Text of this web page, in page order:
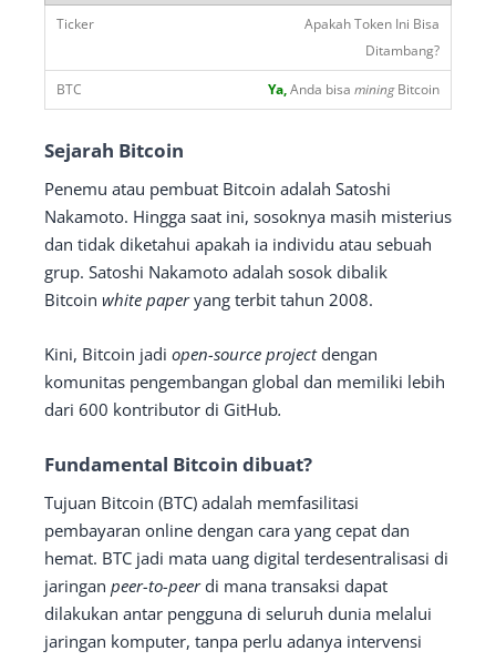
Apakah Token Ini Bisa
Ditambang?
Ya,Anda bisa miningBitcoin
Sejarah Bitcoin
Penemu atau pembuat Bitcoin adalah Satoshi
Nakamoto. Hingga saat ini, sosoknya masih misterius
dan tidak diketahui apakah ia individu atau sebuah
grup. Satoshi Nakamoto adalah sosok dibalik
Bitcoin white paperyang terbit tahun 2008.
Kini, Bitcoin jadi open-source projectdengan
komunitas pengembangan global dan memiliki lebih
dari 600 kontributor di GitHub.
Fundamental Bitcoin dibuat?
Tujuan Bitcoin (BTC) adalah memfasilitasi
pembayaran online dengan cara yang cepat dan
hemat. BTC jadi mata uang digital terdesentralisasi di
jaringan peer-to-peerdi mana transaksi dapat
dilakukan antar pengguna di seluruh dunia melalui
jaringan komputer, tanpa perlu adanya intervensi